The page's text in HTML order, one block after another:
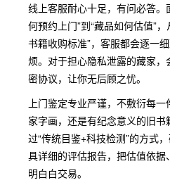
线上客服耐心十足，有问必答。
何预约上门”到“藏品如何估值”
书籍收购标准”，客服都会逐一
烦。对于担心隐私泄露的藏家
密协议，让你无后顾之忧。
上门鉴定专业严谨，不敷衍每
家字画，还是有纪念意义的旧
过“传统目鉴+科技检测”的方式
具详细的评估报告，把估值依
明白白交易。